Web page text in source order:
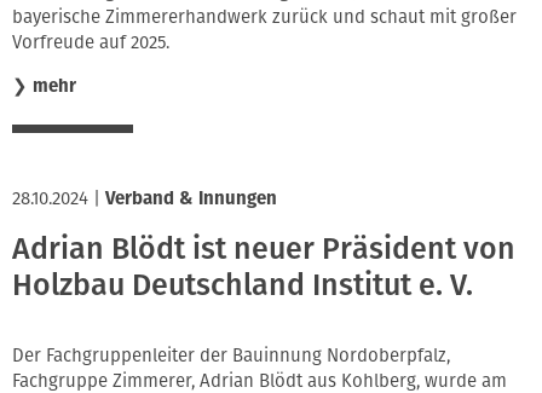
bayerische Zimmererhandwerk zurück und schaut mit großer
Vorfreude auf 2025.
❯ mehr
28.10.2024 Verband & Innungen
Adrian Blödt ist neuer Präsident von
Holzbau Deutschland Institut e. V.
Der Fachgruppenleiter der Bauinnung Nordoberpfalz,
Fachgruppe Zimmerer, Adrian Blödt aus Kohlberg, wurde am